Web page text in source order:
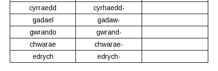
cyrraedd
cyrhaedd-
gadael
gadaw-
gwrando
gwrand-
chwarae
chwarae-
edrych
edrych-